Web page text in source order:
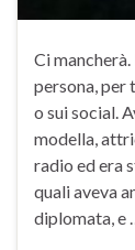
Ci
persona, per
o sui social.
modella,
radio ed era
quali aveva
diplomata, e …